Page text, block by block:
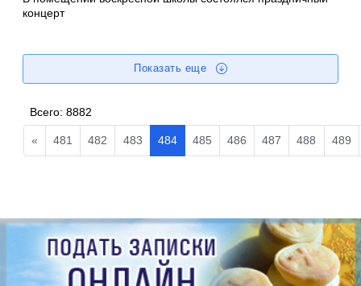
концерт
Показать еще
Всего:8882
« 481 482 483 484 485 486 487 488 489